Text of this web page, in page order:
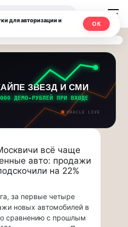
ЗВЕЗД И СМИ
ДЕМО-РУБЛЕЙ ПРИ ВХОДЕ
ORACLE LIVE
всё чаще
авто: продажи
на 22%
за первые четыре
новых автомобилей в
сравнению с прошлым
для авторизации и
ОК